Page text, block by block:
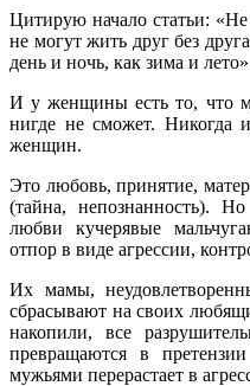
Цитирую начало статьи:
не могут жить друг без
день и ночь, как зима и
И у женщины есть то, что
нигде не сможет.
женщин.
Это любовь, принятие,
(тайна, непознанность).
любви кучерявые
отпор в виде агрессии,
Их мамы,
сбрасывают на своих
накопили, все
превращаются в
мужьями перерастает в